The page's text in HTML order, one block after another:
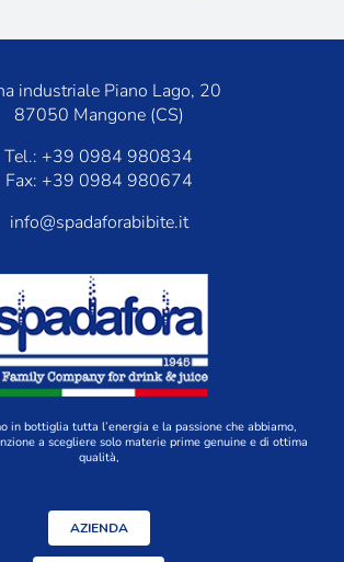
industriale Piano Lago, 20
87050 Mangone (CS)
Tel.: +39 0984 980834
Fax: +39 0984 980674
info@spadaforabibite.it
in bottiglia tutta l’energia e la passione che abbiamo,
a scegliere solo materie prime genuine e di ottima
qualità,
AZIENDA